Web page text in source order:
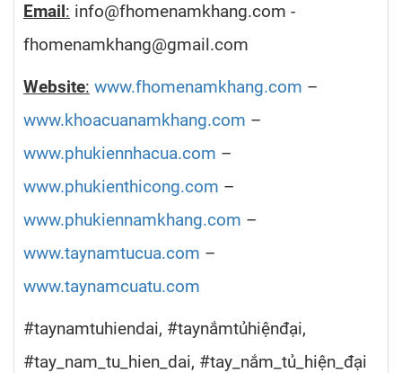
Email : info@fhomenamkhang.com -
fhomenamkhang@gmail.com
Website: www.fhomenamkhang.com –
www.khoacuanamkhang.com –
www.phukiennhacua.com –
www.phukienthicong.com –
www.phukiennamkhang.com –
www.taynamtucua.com –
www.taynamcuatu.com
#taynamtuhiendai, #taynắmtủhiệnđại,
#tay_nam_tu_hien_dai, #tay_nắm_tủ_hiện_đại